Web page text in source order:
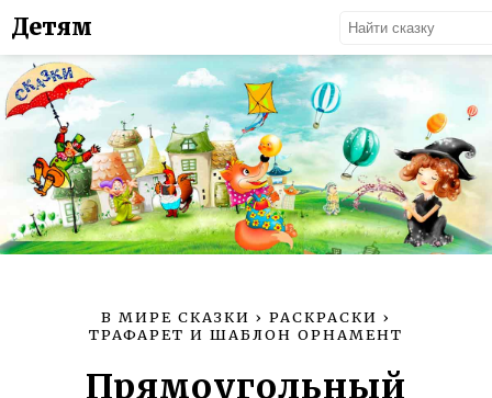
Детям
В МИРЕ СКАЗКИ › РАСКРАСКИ ›
ТРАФАРЕТ И ШАБЛОН ОРНАМЕНТ
Прямоугольный